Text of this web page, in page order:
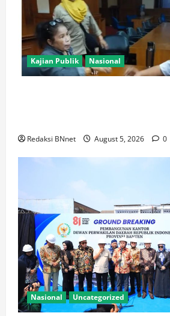
Kajian Publik Nasional
Redaksi BNnet August 5, 2026 0
Nasional Uncategorized